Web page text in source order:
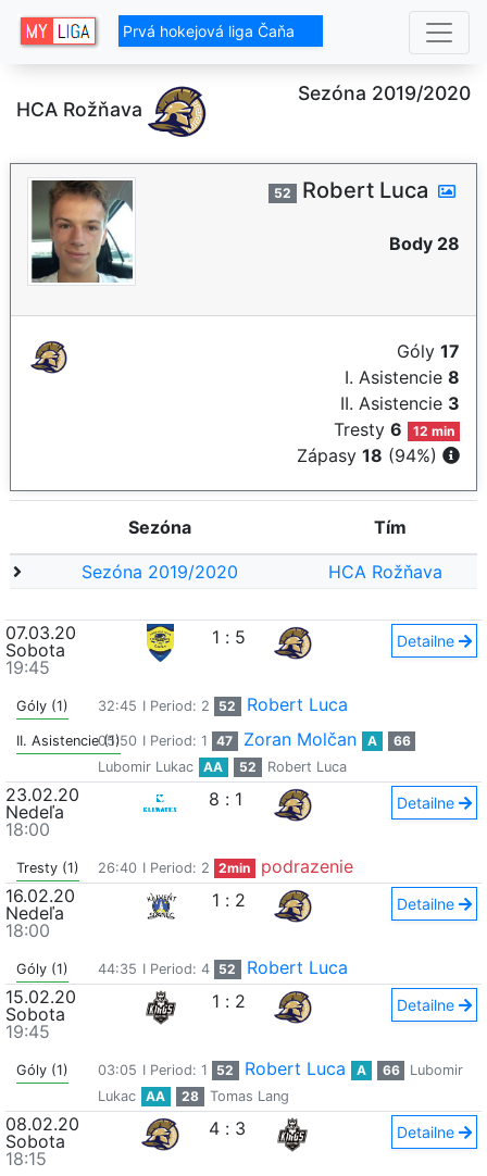
Prvá hokejová liga Čaňa
HCA Rožňava
Sezóna 2019/2020
52 Robert Luca
Body 28
Góly 17
I. Asistencie 8
II. Asistencie 3
Tresty6 12 min
Zápasy 18 (94%)
Sezóna Tím
Sezóna 2019/2020 HCA Rožňava
07.03.20
Sobota
19:45
1 : 5 Detailne
Góly (1) 32:45 I Period: 2 52 Robert Luca
II. Asistencie (1)
05:50 I Period: 1 47 Zoran Molčan A
66
Lubomir Lukac
AA 52 Robert Luca
23.02.20
Nedeľa
18:00
8 : 1 Detailne
Tresty (1) 26:40 I Period: 2 2min
podrazenie
16.02.20
Nedeľa
18:00
1 : 2 Detailne
Góly (1) 44:35 I Period: 4 52
Robert Luca
15.02.20
Sobota
19:45
1 : 2 Detailne
Góly (1) 03:05 I Period: 1 52 Robert Luca A 66
Lubomir
Lukac
AA 28 Tomas Lang
08.02.20
Sobota
18:15
4 : 3 Detailne